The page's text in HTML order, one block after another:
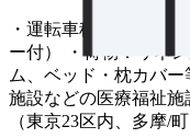
・運転車種：3tトラッ
ー付） ・荷物：リネ
ム、ベッド・枕カバ
施設などの医療福祉
（東京23区内、多摩/